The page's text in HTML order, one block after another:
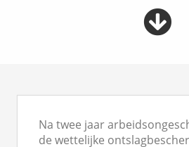
Na twee jaar
de wettelijke